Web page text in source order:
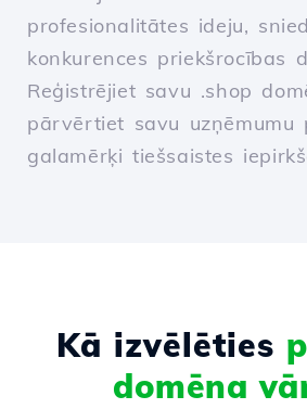
profesionalitātes ideju,
konkurences priekšrocības
Reģistrējiet savu .shop
pārvērtiet savu uzņēmumu
galamērķi tiešsaistes
Kā izvēlēties
domēna